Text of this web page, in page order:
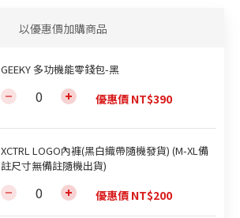
以優惠價加購商品
GEEKY 多功機能零錢包-黑
優惠價 NT$390
XCTRL LOGO內褲(黑白織帶隨機發貨) (M-XL備
註尺寸無備註隨機出貨)
優惠價 NT$200